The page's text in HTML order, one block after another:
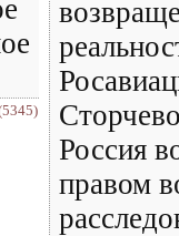
Россия
правом